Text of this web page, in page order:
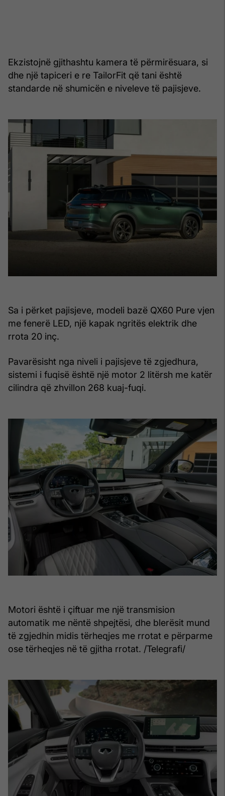
Ekzistojnë gjithashtu kamera të përmirësuara, si
dhe një tapiceri e re TailorFit që tani është
standarde në shumicën e niveleve të pajisjeve.
Sa i përket pajisjeve, modeli bazë QX60 Pure vjen
me fenerë LED, një kapak ngritës elektrik dhe
rrota 20 inç.
Pavarësisht nga niveli i pajisjeve të zgjedhura,
sistemi i fuqisë është një motor 2 litërsh me katër
cilindra që zhvillon 268 kuaj-fuqi.
Motori është i çiftuar me një transmision
automatik me nëntë shpejtësi, dhe blerësit mund
të zgjedhin midis tërheqjes me rrotat e përparme
ose tërheqjes në të gjitha rrotat. /Telegrafi/